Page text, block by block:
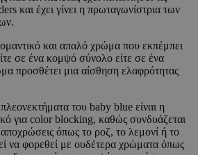
και έχει γίνει η πρωταγωνίστρια των
και απαλό χρώμα που εκπέμπει
σε ένα κομψό σύνολο είτε σε ένα
προσθέτει μια αίσθηση ελαφρότητας
του baby blue είναι η
για color blocking, καθώς συνδυάζεται
όπως το ροζ, το λεμονί ή το
να φορεθεί με ουδέτερα χρώματα όπως